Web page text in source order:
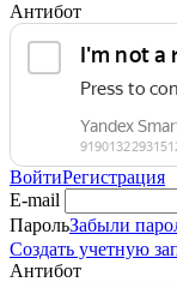
Антибот
ВойтиРегистрация
E-mail
ПарольЗабыли
Создать учетную
Антибот